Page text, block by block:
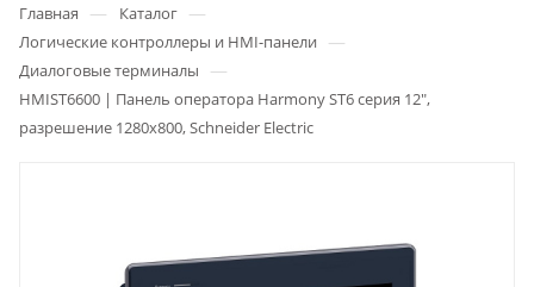
Главная — Каталог —
Логические контроллеры и HMI-панели —
Диалоговые терминалы —
HMIST6600 | Панель оператора Harmony ST6 серия 12",
разрешение 1280x800, Schneider Electric